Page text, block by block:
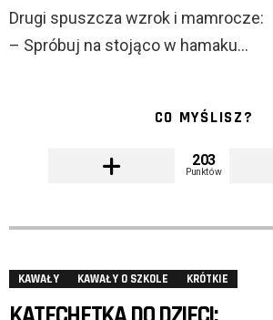
Drugi spuszcza wzrok i mamrocze:
– Spróbuj na stojąco w hamaku…
CO MYŚLISZ?
203
Punktów
KAWAŁY KAWAŁY O SZKOLE KRÓTKIE